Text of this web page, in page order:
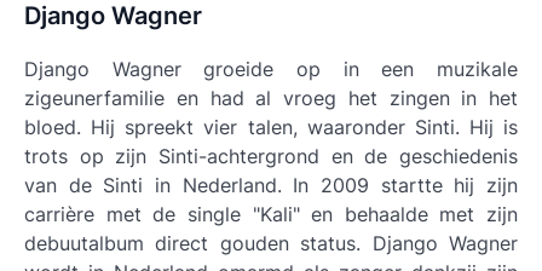
Django Wagner
Django Wagner groeide op in een muzikale
zigeunerfamilie en had al vroeg het zingen in het
bloed. Hij spreekt vier talen, waaronder Sinti. Hij is
trots op zijn Sinti-achtergrond en de geschiedenis
van de Sinti in Nederland. In 2009 startte hij zijn
carrière met de single "Kali" en behaalde met zijn
debuutalbum direct gouden status. Django Wagner